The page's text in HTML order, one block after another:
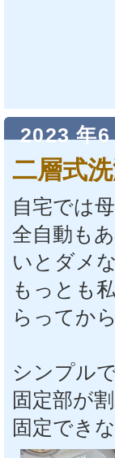
2023 年
二層式
自宅では
全自動も
いとダメ
もっとも
らってか
シンプル
固定部が
固定でき